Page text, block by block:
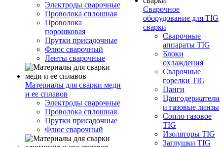
Электроды сварочные
Проволока сплошная
Проволока
порошковая
Прутки присадочные
Флюс сварочный
Ленты сварочные
Материалы для сварки меди
и ее сплавов
Электроды сварочные
Проволока сплошная
Прутки присадочные
Флюс сварочный
Сварочное
оборудование для TIG
сварки
Сварочные
аппараты TIG
Блоки
охлаждения
Сварочные
горелки TIG
Цанги
Цангодержатели
и газовые линзы
Сопло газовое
TIG
Изоляторы TIG
Заглушки TIG